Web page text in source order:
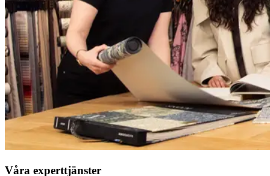
Våra experttjänster